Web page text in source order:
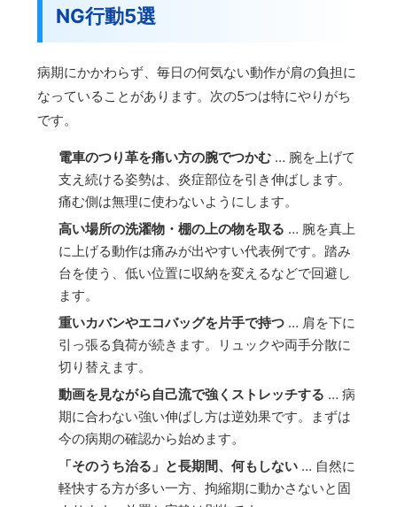
NG行動5選
病期にかかわらず、毎日の何気ない動作が肩の負担に
なっていることがあります。次の5つは特にやりがち
です。
電車のつり革を痛い方の腕でつかむ … 腕を上げて
支え続ける姿勢は、炎症部位を引き伸ばします。
痛む側は無理に使わないようにします。
高い場所の洗濯物・棚の上の物を取る … 腕を真上
に上げる動作は痛みが出やすい代表例です。踏み
台を使う、低い位置に収納を変えるなどで回避し
ます。
重いカバンやエコバッグを片手で持つ … 肩を下に
引っ張る負荷が続きます。リュックや両手分散に
切り替えます。
動画を見ながら自己流で強くストレッチする … 病
期に合わない強い伸ばし方は逆効果です。まずは
今の病期の確認から始めます。
「そのうち治る」と長期間、何もしない … 自然に
軽快する方が多い一方、拘縮期に動かさないと固